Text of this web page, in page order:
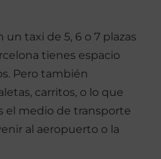
un taxi de 5, 6 o 7 plazas
tienes espacio
Pero también
carritos, o lo que
el medio de transporte
al aeropuerto o la